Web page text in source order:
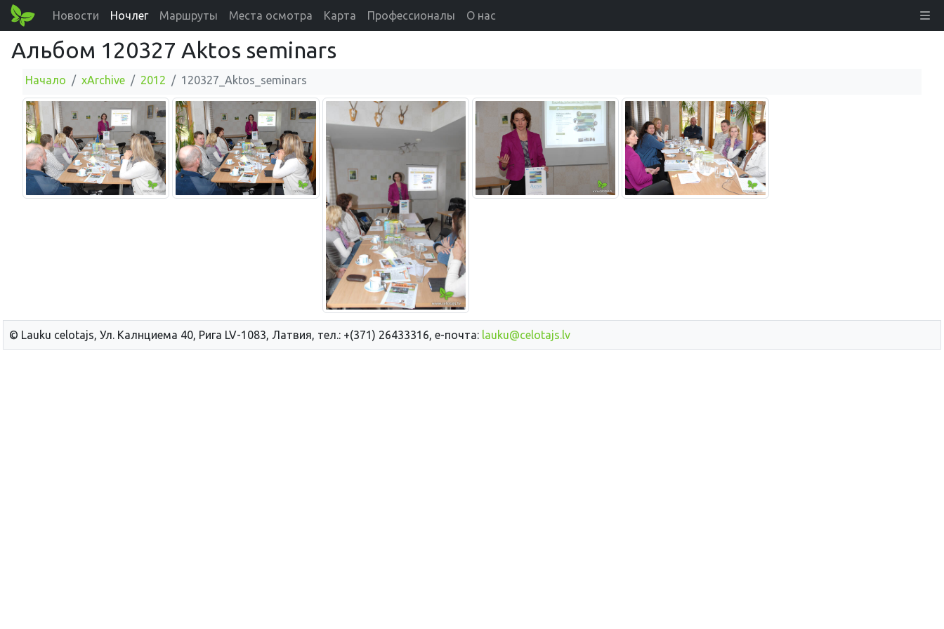
Новости Ночлег Маршруты Места осмотра Карта Профессионалы О нас
Альбом 120327 Aktos seminars
Начало xArchive 2012 120327_Aktos_seminars
© Lauku сelotajs, Ул. Калнциема 40, Рига LV-1083, Латвия, тел.: +(371) 26433316, е-почта: lauku@celotajs.lv